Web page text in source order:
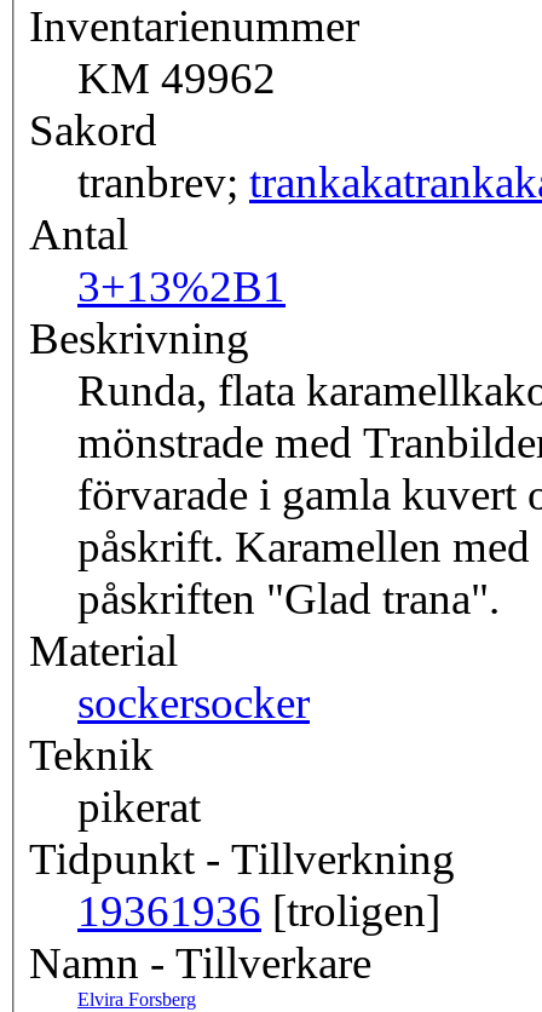
Inventarienummer
KM 49962
Sakord
tranbrev; trankaka
Antal
3+13%2B1
Beskrivning
Runda, flata
mönstrade med
förvarade i gamla kuvert
påskrift. Karamellen med
påskriften "Glad trana".
Material
sockersocker
Teknik
pikerat
Tidpunkt - Tillverkning
19361936 [troligen]
Namn - Tillverkare
Elvira Forsberg